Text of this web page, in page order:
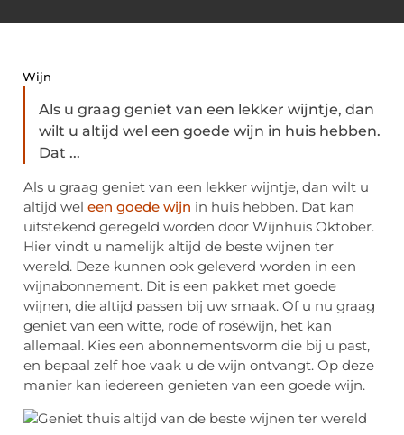
Wijn
Als u graag geniet van een lekker wijntje, dan
wilt u altijd wel een goede wijn in huis hebben.
Dat ...
Als u graag geniet van een lekker wijntje, dan wilt u
altijd wel een goede wijn in huis hebben. Dat kan
uitstekend geregeld worden door Wijnhuis Oktober.
Hier vindt u namelijk altijd de beste wijnen ter
wereld. Deze kunnen ook geleverd worden in een
wijnabonnement. Dit is een pakket met goede
wijnen, die altijd passen bij uw smaak. Of u nu graag
geniet van een witte, rode of roséwijn, het kan
allemaal. Kies een abonnementsvorm die bij u past,
en bepaal zelf hoe vaak u de wijn ontvangt. Op deze
manier kan iedereen genieten van een goede wijn.